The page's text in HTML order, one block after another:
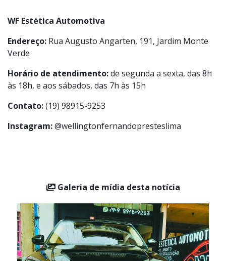
WF Estética Automotiva
Endereço:Rua Augusto Angarten, 191, Jardim Monte
Verde
Horário de atendimento:
Galeria de mídia desta notícia